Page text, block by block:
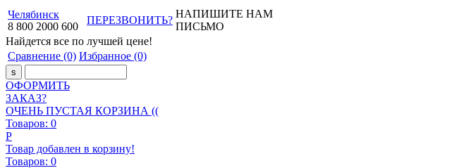
Челябинск
8 800 2000 600
ПЕРЕЗВОНИТЬ?
НАПИШИТЕ НАМ
ПИСЬМО
Найдется все по лучшей цене!
Сравнение (0) Избранное (0)
ОФОРМИТЬ
ЗАКАЗ?
ОЧЕНЬ ПУСТАЯ КОРЗИНА ((
Товаров: 0
Р
Товар добавлен в корзину!
Товаров: 0